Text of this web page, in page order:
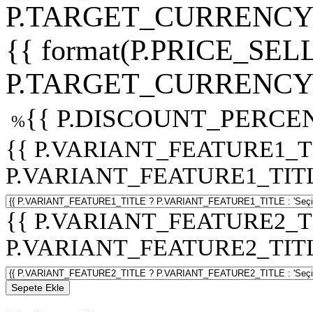
{{
%{{
{{
{{
Sepete Ekle